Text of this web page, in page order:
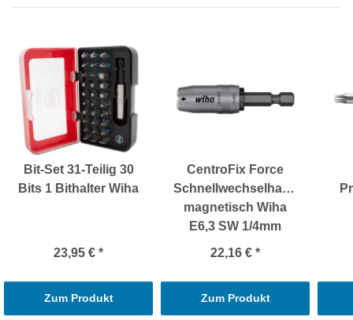
Bit-Set 31-Teilig 30
Bits 1 Bithalter Wiha
23,95 € *
Zum Produkt
CentroFix Force
Schnellwechselhalter
magnetisch Wiha
E6,3 SW 1/4mm
22,16 € *
Zum Produkt